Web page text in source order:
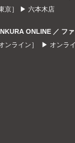
東京］ ▶ 六本木店
ONLINE ／ フ
オンライン］ ▶ オンラ